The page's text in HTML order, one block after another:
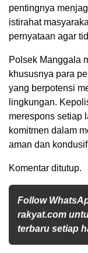
pentingnya
istirahat
pernyataan agar
Polsek Manggala
khususnya para
yang berpotensi
lingkungan.
merespons setiap
komitmen dalam
aman dan
Komentar ditutup.
Follow
rakyat.com
terbaru setiap